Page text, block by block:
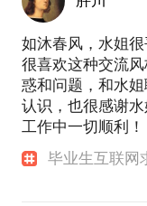
如沐春风，水姐
很喜欢这种交流
惑和问题，和水
认识，也很感谢
工作中一切顺利！
毕业生互联网